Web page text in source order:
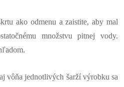
ako odmenu a zaistite, aby mal
množstvu pitnej vody.
vôňa jednotlivých šarží výrobku sa